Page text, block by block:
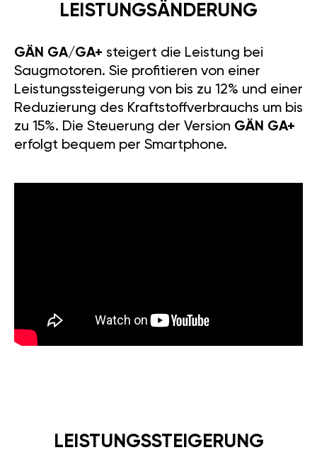
LEISTUNGSÄNDERUNG
GÄN GA/GA+ steigert die Leistung bei
Saugmotoren. Sie profitieren von einer
Leistungssteigerung von bis zu 12% und einer
Reduzierung des Kraftstoffverbrauchs um bis
zu 15%. Die Steuerung der Version GÄN GA+
erfolgt bequem per Smartphone.
LEISTUNGSSTEIGERUNG